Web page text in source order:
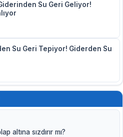
Su Geri Geliyor!
Su Geri Tepiyor! Giderden Su
altına sızdırır mı?